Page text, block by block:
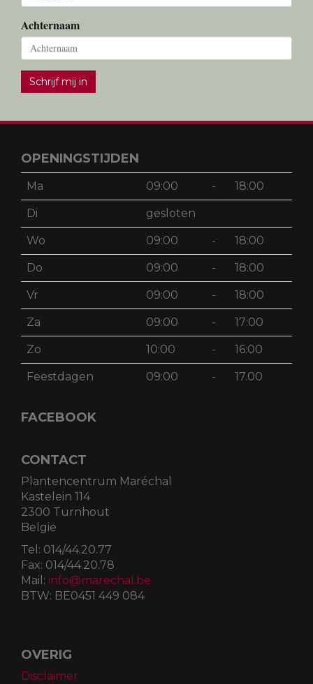
Achternaam
Schrijf mij in
OPENINGSTIJDEN
Ma 09:00 - 18:00
Di gesloten
Wo 09:00 - 18:00
Do 09:00 - 18:00
Vr 09:00 - 18:00
Za 09:00 - 17:00
Zo 10:00 - 16:00
Feestdagen 09:00 - 17.00
FACEBOOK
CONTACT
Plantencentrum Maréchal
Kastelein 114
2300 Turnhout
België
Tel: 014/44.20.77
Fax: 014/44.20.78
Mail: info@marechal.be
BTW: BE0451 449 084
OVERIG
Disclaimer